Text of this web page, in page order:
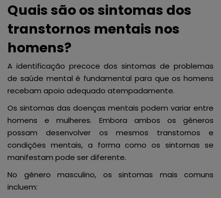
Quais são os sintomas dos
transtornos mentais nos
homens?
A identificação precoce dos sintomas de problemas
de saúde mental é fundamental para que os homens
recebam apoio adequado atempadamente.
Os sintomas das doenças mentais podem variar entre
homens e mulheres. Embora ambos os géneros
possam desenvolver os mesmos transtornos e
condições mentais, a forma como os sintomas se
manifestam pode ser diferente.
No género masculino, os sintomas mais comuns
incluem: